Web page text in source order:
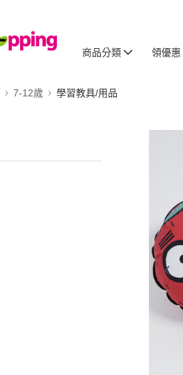
商品分類 領優惠
7-12歲 學習教具/用品